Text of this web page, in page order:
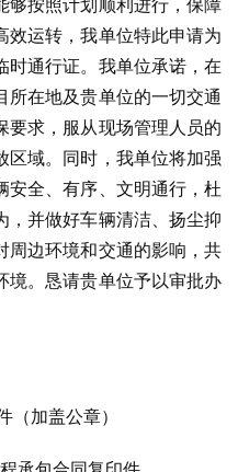
够按照计划顺利进行，保障
效运转，我单位特此申请为
时通行证。我单位承诺，在
所在地及贵单位的一切交通
要求，服从现场管理人员的
区域。同时，我单位将加强
安全、有序、文明通行，杜
，并做好车辆清洁、扬尘抑
周边环境和交通的影响，共
境。恳请贵单位予以审批办
（加盖公章）